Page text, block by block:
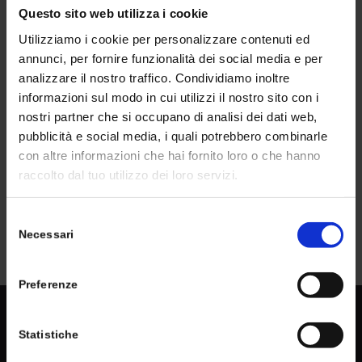
Questo sito web utilizza i cookie
Utilizziamo i cookie per personalizzare contenuti ed
annunci, per fornire funzionalità dei social media e per
analizzare il nostro traffico. Condividiamo inoltre
informazioni sul modo in cui utilizzi il nostro sito con i
nostri partner che si occupano di analisi dei dati web,
pubblicità e social media, i quali potrebbero combinarle
con altre informazioni che hai fornito loro o che hanno
raccolto dal tuo utilizzo dei loro servizi.
delNecessari
Preferenze
Statistiche
Pompe Zanni è stata presente con i suoi prodotti per
settore dellepompe per pozziedelettropompe
sommerse.
Se vuoi saperne di più su altro ancora,contatta Pompe
Zanni.
Pompe Zanni offre soluzioni per tutti i settori e utilizzi e
supporta con un servizio di consulenza per studiare